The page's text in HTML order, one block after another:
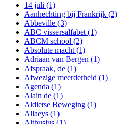
14 juli (1)
Aanhechting bij Frankrijk (2)
Abbeville (3)
ABC vissersalfabet (1)
ABCM school (2)
Absolute macht (1)
Adriaan van Bergen (1)
Afspraak, de (1)
Afwezige meerderheid (1)
Agenda (1)
Alain de (1)
Aldietse Beweging (1)
Allaeys (1)